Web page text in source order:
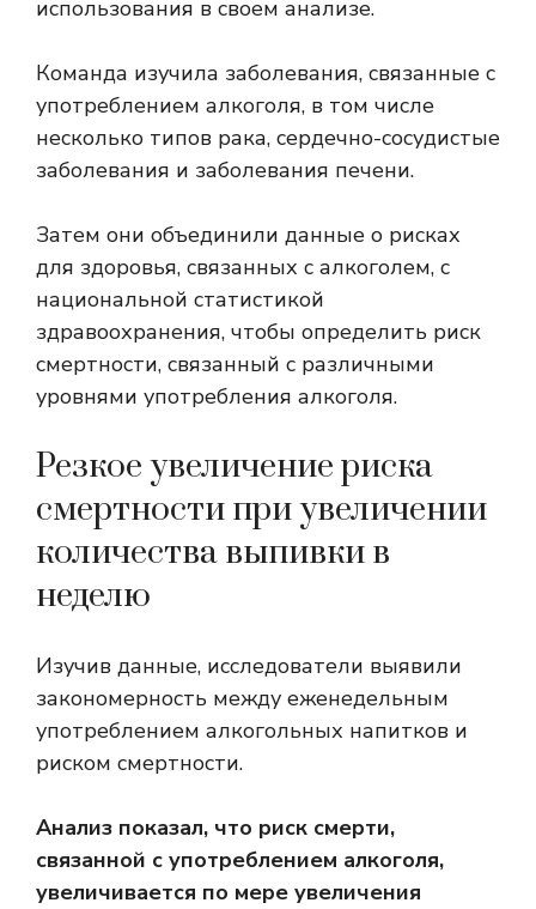
использования в своем анализе.
Команда изучила заболевания, связанные с
употреблением алкоголя, в том числе
несколько типов рака, сердечно-сосудистые
заболевания и заболевания печени.
Затем они объединили данные о рисках
для здоровья, связанных с алкоголем, с
национальной статистикой
здравоохранения, чтобы определить риск
смертности, связанный с различными
уровнями употребления алкоголя.
Резкое увеличение риска
смертности при увеличении
количества выпивки в
неделю
Изучив данные, исследователи выявили
закономерность между еженедельным
употреблением алкогольных напитков и
риском смертности.
Анализ показал, что риск смерти,
связанной с употреблением алкоголя,
увеличивается по мере увеличения